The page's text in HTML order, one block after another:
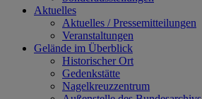
Aktuelles
Aktuelles / Pressemitteilungen
Veranstaltungen
Gelände im Überblick
Historischer Ort
Gedenkstätte
Nagelkreuzzentrum